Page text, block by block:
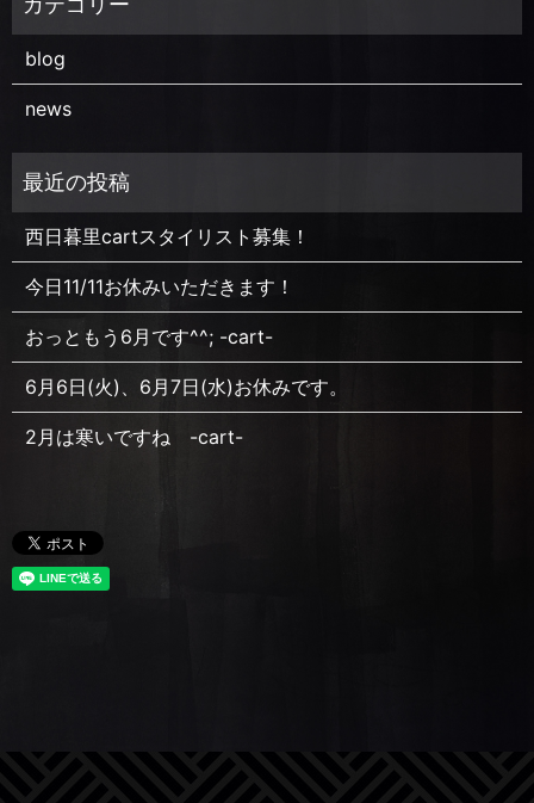
blog
news
西日暮里cartスタイリスト募集！
今日11/11お休みいただきます！
おっともう6月です^^; -cart-
6月6日(火)、6月7日(水)お休みです。
2月は寒いですね -cart-